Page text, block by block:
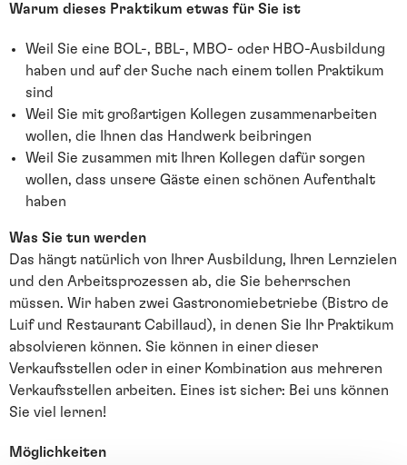
Warum dieses Praktikum etwas für Sie ist
Weil Sie eine BOL-, BBL-, MBO- oder HBO-Ausbildung
haben und auf der Suche nach einem tollen Praktikum
sind
Weil Sie mit großartigen Kollegen zusammenarbeiten
wollen, die Ihnen das Handwerk beibringen
Weil Sie zusammen mit Ihren Kollegen dafür sorgen
wollen, dass unsere Gäste einen schönen Aufenthalt
haben
Was Sie tun werden
Das hängt natürlich von Ihrer Ausbildung, Ihren Lernzielen
und den Arbeitsprozessen ab, die Sie beherrschen
müssen. Wir haben zwei Gastronomiebetriebe (Bistro de
Luif und Restaurant Cabillaud), in denen Sie Ihr Praktikum
absolvieren können. Sie können in einer dieser
Verkaufsstellen oder in einer Kombination aus mehreren
Verkaufsstellen arbeiten. Eines ist sicher: Bei uns können
Sie viel lernen!
Möglichkeiten